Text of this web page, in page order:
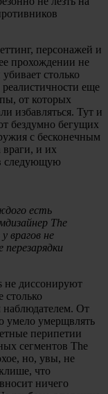
персонажей и
прохождении не
столько
еще
от которых
избавляться. Тут и
бездумно бегущих
с бесконечным
враги, и их
следующую
есть
The
врагов не
не диссонируют
столько
От
умело умерщвлять
перипетии
сегментов The
но, увы, не
что
ничего